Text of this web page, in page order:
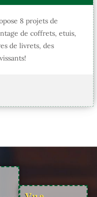
8 projets de
de coffrets, etuis,
de livrets, des